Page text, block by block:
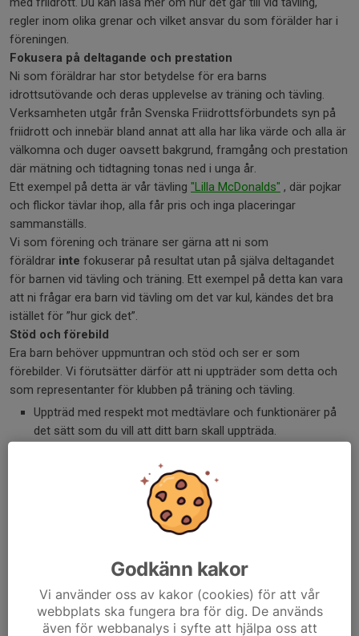
regler inom olika grenar och vilket ansvar du som förälder har i
föreningen.
Fokusera på deltagande och prestation
Ni som föräldrar har stor betydelse för era barns
idrottsutövande och deras upplevelse av träning och tävling.
Verksamheten utgår från Svenska Friidrottsförbundets syn på
friidrott och innebär bland annat att alla har lika värde och alla är
välkomna och duger oavsett bakgrund, framgång och prestation
där mätning och tidtagning tonas ned i unga år.
Ett exempel på detta är vår tävling "Lilla McDonalds" , där pojkar
och flickor tävlar ihop, alla får pris och inga placeringar
sammanställs.
Vi som förening och tränare ser gärna att ni som
föräldrar inte fokuserar på resultat utan på själva deltagandet
för barnen vid tävling och träning. Ett exempel på detta kan vara
att ni frågar era barn vid tävling om det var kul, kändes det bra
istället för ”hur gick det”.
Stöd och förebild
Era barn behöver uppmuntran och stöd och ser er som
förebilder. Vi förutsätter därför att ni uppträder som detta och
som representanter för klubben på träning och tävling.
Uppträd med respekt mot medtävlare och funktionärer på
det sätt som du vill att ditt barn skall uppträda.
Framför åsikter till föreningen på ett korrekt och sakligt sätt
Uppmuntra och stötta ditt barn såväl i med som motgång
och tänk på att beröm ger 100 % bätter effekt än
tränares sätt att leda och låt de ge råd om teknik m.m.
tränare behöver veta om ert barn, tveka inte direkt ta
kontakt med tränaren.
Godkänn kakor
Vi använder oss av kakor (cookies) för att vår
webbplats ska fungera bra för dig. De används
även för webbanalys i syfte att hjälpa oss att